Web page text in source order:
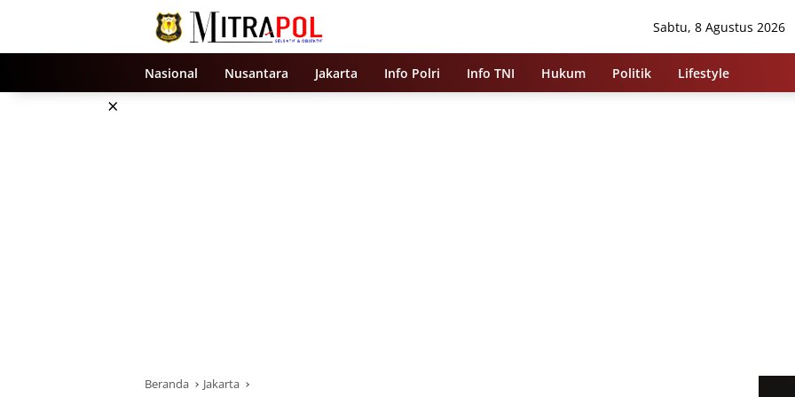
Sabtu, 8 Agustus 2026
Nasional Nusantara Jakarta Info Polri Info TNI Hukum Politik Lifestyle
×
Beranda Jakarta